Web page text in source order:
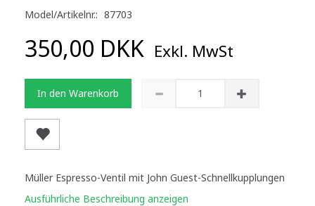
Model/Artikelnr.: 87703
350,00 DKK Exkl. MwSt
In den Warenkorb
Müller Espresso-Ventil mit John Guest-Schnellkupplungen
Ausführliche Beschreibung anzeigen